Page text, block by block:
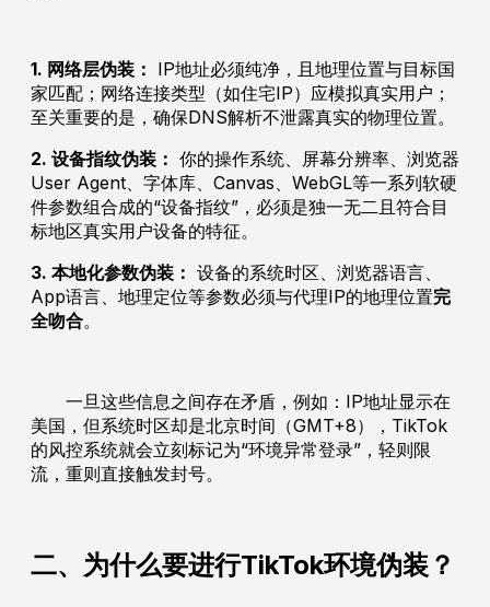
1. 网络层伪装： IP地址必须纯净，且地理位置与目标国
家匹配；网络连接类型（如住宅IP）应模拟真实用户；
至关重要的是，确保DNS解析不泄露真实的物理位置。
2. 设备指纹伪装： 你的操作系统、屏幕分辨率、浏览器
User Agent、字体库、Canvas、WebGL等一系列软硬
件参数组合成的“设备指纹”，必须是独一无二且符合目
标地区真实用户设备的特征。
3. 本地化参数伪装： 设备的系统时区、浏览器语言、
App语言、地理定位等参数必须与代理IP的地理位置完
全吻合。
一旦这些信息之间存在矛盾，例如：IP地址显示在
美国，但系统时区却是北京时间（GMT+8），TikTok
的风控系统就会立刻标记为“环境异常登录”，轻则限
流，重则直接触发封号。
二、为什么要进行TikTok环境伪装？